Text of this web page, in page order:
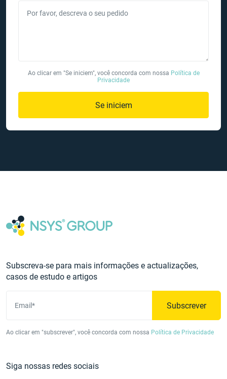
Por favor, descreva o seu pedido
Ao clicar em "Se iniciem", você concorda com nossa Política de
Privacidade
Se iniciem
Subscreva-se para mais informações e actualizações,
casos de estudo e artigos
Email* Subscrever
Ao clicar em "subscrever", você concorda com nossa Política de Privacidade
Siga nossas redes sociais